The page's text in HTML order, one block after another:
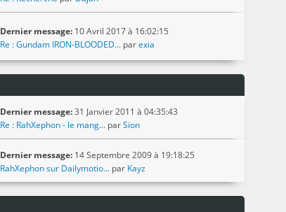
Dernier message: 10 Avril 2017 à 16:02:15
Re : Gundam IRON-BLOODED... parexia
Dernier message:31 Janvier 2011 à 04:35:43
Re : RahXephon - le mang... parSion
Dernier message: 14 Septembre 2009 à 19:18:25
RahXephon sur Dailymotio... par Kayz